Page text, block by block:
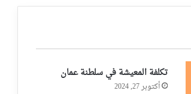
تكلفة المعيشة في سلطنة عمان
أكتوبر 27, 2024